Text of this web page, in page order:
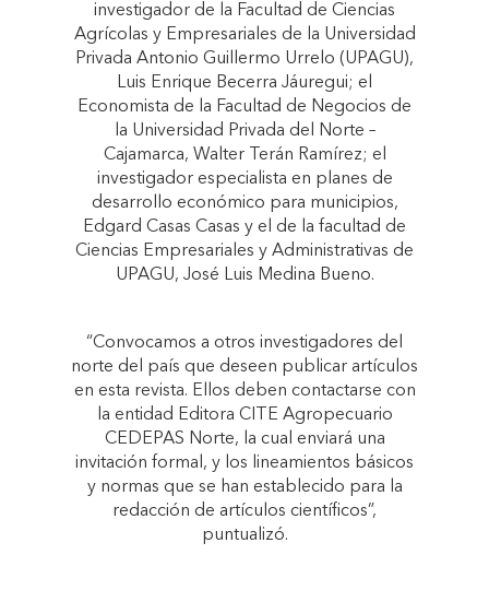
investigador de la Facultad de Ciencias
Agrícolas y Empresariales de la Universidad
Privada Antonio Guillermo Urrelo (UPAGU),
Luis Enrique Becerra Jáuregui; el
Economista de la Facultad de Negocios de
la Universidad Privada del Norte –
Cajamarca, Walter Terán Ramírez; el
investigador especialista en planes de
desarrollo económico para municipios,
Edgard Casas Casas y el de la facultad de
Ciencias Empresariales y Administrativas de
UPAGU, José Luis Medina Bueno.
“Convocamos a otros investigadores del
norte del país que deseen publicar artículos
en esta revista. Ellos deben contactarse con
la entidad Editora CITE Agropecuario
CEDEPAS Norte, la cual enviará una
invitación formal, y los lineamientos básicos
y normas que se han establecido para la
redacción de artículos científicos”,
puntualizó.